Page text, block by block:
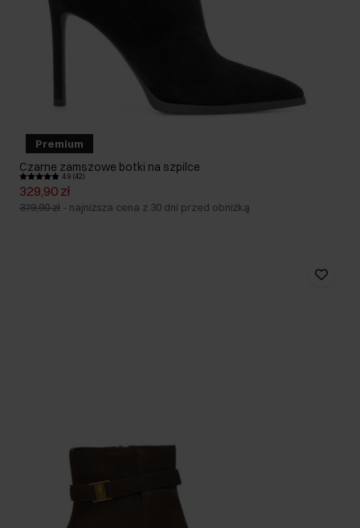
Premium
Czarne zamszowe botki na szpilce
4.9 (42)
329,90 zł
379,90 zł - najniższa cena z 30 dni przed obniżką